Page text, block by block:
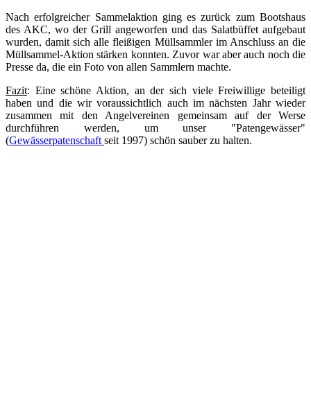
Nach erfolgreicher Sammelaktion ging es zurück zum Bootshaus
des AKC, wo der Grill angeworfen und das Salatbüffet aufgebaut
wurden, damit sich alle fleißigen Müllsammler im Anschluss an die
Müllsammel-Aktion stärken konnten. Zuvor war aber auch noch die
Presse da, die ein Foto von allen Sammlern machte.
Fazit: Eine schöne Aktion, an der sich viele Freiwillige beteiligt
haben und die wir voraussichtlich auch im nächsten Jahr wieder
zusammen mit den Angelvereinen gemeinsam auf der Werse
durchführen werden, um unser "Patengewässer"
(Gewässerpatenschaft seit 1997) schön sauber zu halten.